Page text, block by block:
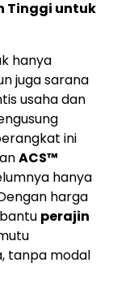
Tinggi untuk
hanya
juga sarana
usaha dan
ini
ACS™
hanya
harga
perajin
tanpa modal